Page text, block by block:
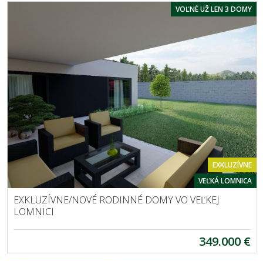
VOĽNÉ UŽ LEN 3 DOMY
EXKLUZÍVNE
VEĽKÁ LOMNICA
EXKLUZÍVNE/NOVÉ RODINNÉ DOMY VO VEĽKEJ
LOMNICI
349.000 €